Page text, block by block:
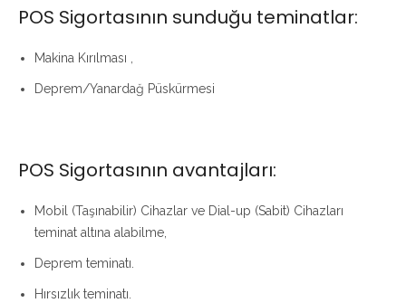
POS Sigortasının sunduğu teminatlar:
Makina Kırılması ,
Deprem/Yanardağ Püskürmesi
POS Sigortasının avantajları:
Mobil (Taşınabilir) Cihazlar ve Dial-up (Sabit) Cihazları
teminat altına alabilme,
Deprem teminatı.
Hırsızlık teminatı.